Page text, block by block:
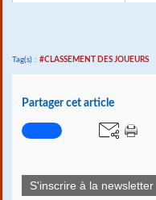
Tag(s) : #CLASSEMENT DES JOUEURS
Partager cet article
S'inscrire à la newsletter